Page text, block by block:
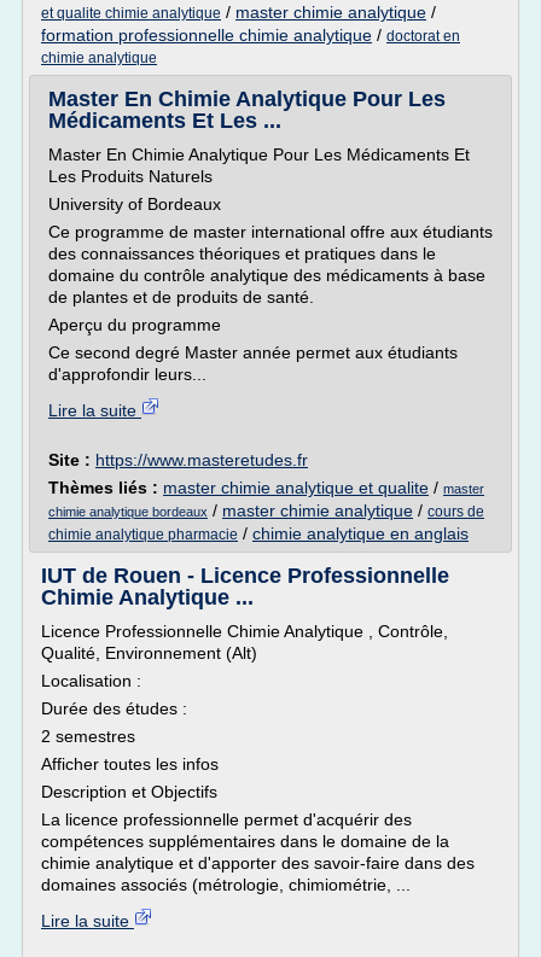
et qualite chimie analytique / master chimie analytique /
formation professionnelle chimie analytique / doctorat en
chimie analytique
Master En Chimie Analytique Pour Les
Médicaments Et Les ...
Master En Chimie Analytique Pour Les Médicaments Et
Les Produits Naturels
University of Bordeaux
Ce programme de master international offre aux étudiants
des connaissances théoriques et pratiques dans le
domaine du contrôle analytique des médicaments à base
de plantes et de produits de santé.
Aperçu du programme
Ce second degré Master année permet aux étudiants
d'approfondir leurs...
Lire la suite
Site : https://www.masteretudes.fr
Thèmes liés : master chimie analytique et qualite / master
chimie analytique bordeaux / master chimie analytique / cours de
chimie analytique pharmacie / chimie analytique en anglais
IUT de Rouen - Licence Professionnelle
Chimie Analytique ...
Licence Professionnelle Chimie Analytique , Contrôle,
Qualité, Environnement (Alt)
Localisation :
Durée des études :
2 semestres
Afficher toutes les infos
Description et Objectifs
La licence professionnelle permet d'acquérir des
compétences supplémentaires dans le domaine de la
chimie analytique et d'apporter des savoir-faire dans des
domaines associés (métrologie, chimiométrie, ...
Lire la suite